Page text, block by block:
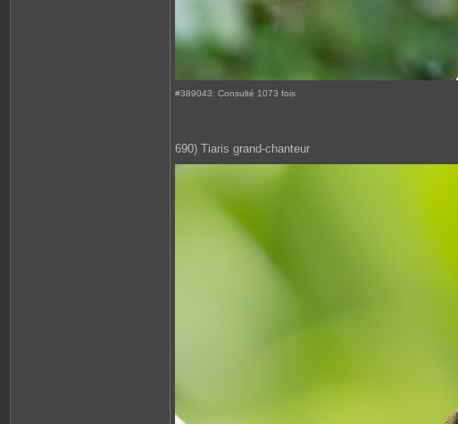
#389043: Consulté 1073 fois
690) Tiaris grand-chanteur